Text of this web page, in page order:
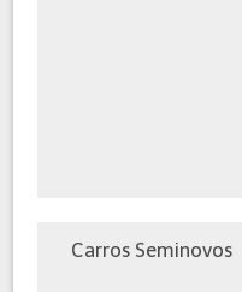
Carros Seminovos